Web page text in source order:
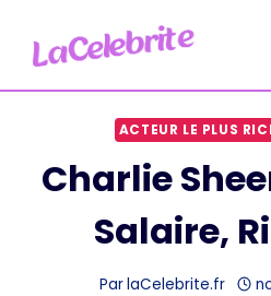
contenu
ACTEUR LE PLUS
Charlie
Salaire,
ParlaCelebrite.fr